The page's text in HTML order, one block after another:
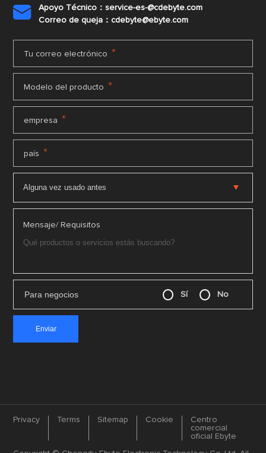

Apoyo Técnico：service-es-@cdebyte.com
Correo de queja：cdebyte@ebyte.com
Tu correo electrónico *
Modelo del producto *
empresa *
país *
Mensaje/ Requisitos
Para negocios Sí No
Privacy Terms Sitemap Cookie
Centro
comercial
oficial Ebyte